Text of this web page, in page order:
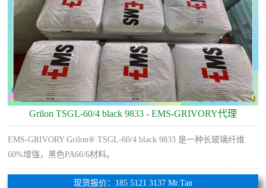
Grilon TSGL-60/4 black 9833 - EMS-GRIVORY代理
EMS-GRIVORY Grilon® TSGL-60/4 black 9833 是一种长玻璃纤维
60%增强，黑色PA66/6材料。
现货报价：185 5121 3137 Mr.Tan